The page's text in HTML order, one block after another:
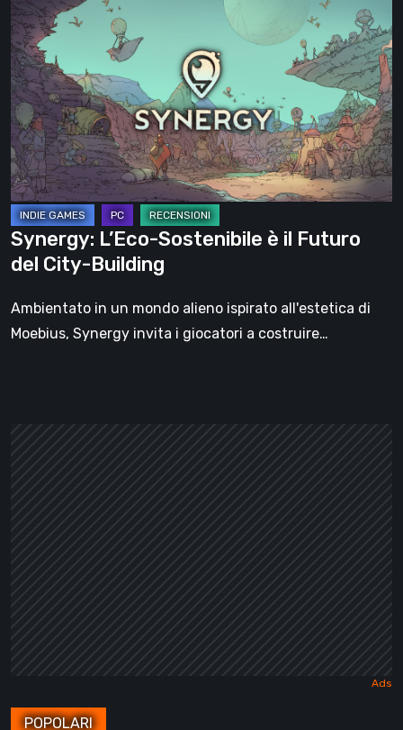
L’Eco-
Sostenibile
è
il
Futuro
del
City-
Building
Synergy: L’Eco-Sostenibile è il Futuro
del City-Building
Ambientato in un mondo alieno ispirato all'estetica di
Moebius, Synergy invita i giocatori a costruire…
POPOLARI